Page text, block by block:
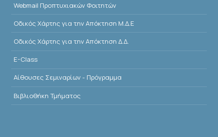
Webmail Προπτυχιακών Φοιτητών
Οδικός Χάρτης για την Απόκτηση Μ.Δ.Ε
Οδικός Χάρτης για την Απόκτηση Δ.Δ.
E-Class
Αίθουσες Σεμιναρίων - Πρόγραμμα
Βιβλιοθήκη Τμήματος